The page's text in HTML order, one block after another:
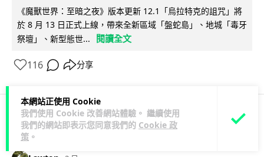
本網站正使用 Cookie
我們使用 Cookie 改善網站體驗。 繼續使用
我們的網站即表示您同意我們的 Cookie 政
策 。
《魔獸世界：至暗之夜》版本更新 12.1「烏拉特克的詛咒」將
於 8 月 13 日正式上線，帶來全新區域「盤蛇島」、地城「毒牙
祭壇」、新型態世...
閱讀全文
116 分享
科技娛樂 遊戲情報